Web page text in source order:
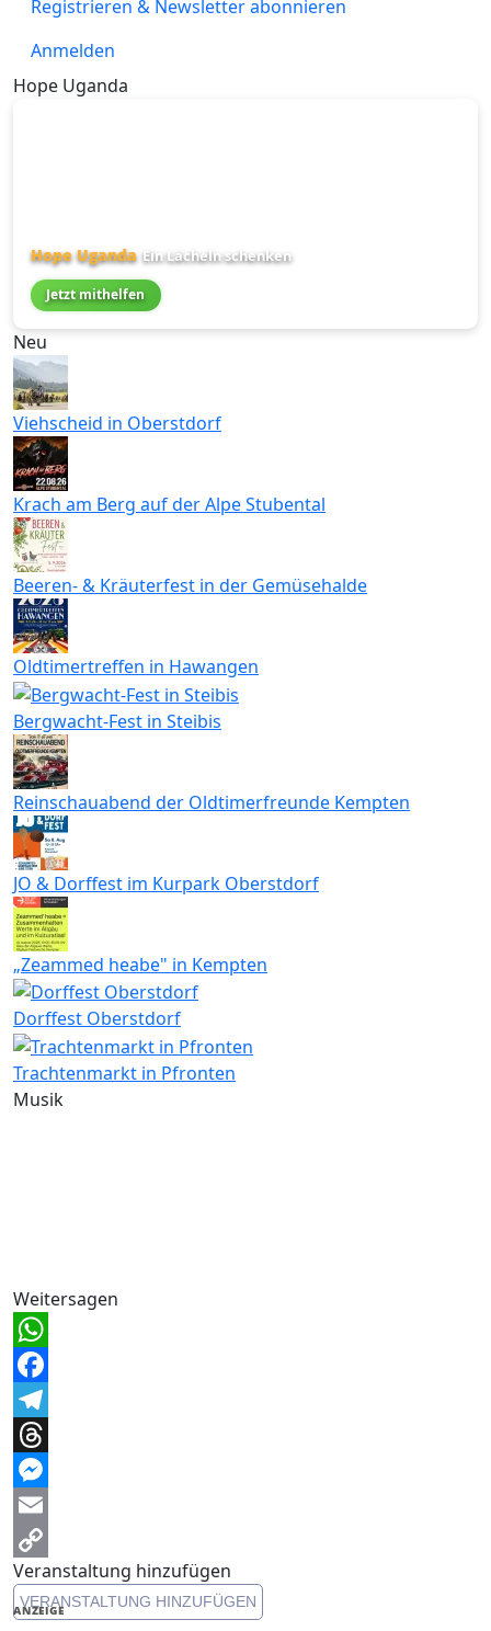
Registrieren & Newsletter abonnieren
Anmelden
Hope Uganda
Hope Uganda Ein Lächeln schenken
Jetzt mithelfen
Neu
Viehscheid in Oberstdorf
Krach am Berg auf der Alpe Stubental
Beeren- & Kräuterfest in der Gemüsehalde
Oldtimertreffen in Hawangen
Bergwacht-Fest in Steibis
Reinschauabend der Oldtimerfreunde Kempten
JO & Dorffest im Kurpark Oberstdorf
„Zeammed heabe" in Kempten
Dorffest Oberstdorf
Trachtenmarkt in Pfronten
Musik
Weitersagen
WhatsApp
Facebook
Telegram
Threads
Messenger
Email
Copy
Link
Veranstaltung hinzufügen
VERANSTALTUNG HINZUFÜGEN
ANZEIGE